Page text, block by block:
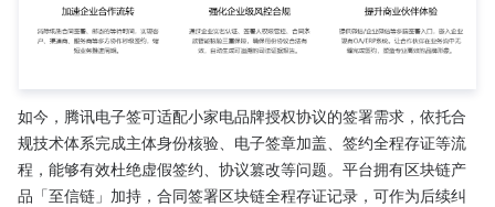
如今，腾讯电子签可适配小家电品牌授权协议的签署需求，依托合
规技术体系完成主体身份核验、电子签章加盖、签约全程存证等流
程，能够有效杜绝虚假签约、协议篡改等问题。平台拥有区块链产
品「至信链」加持，合同签署区块链全程存证记录，可作为后续纠